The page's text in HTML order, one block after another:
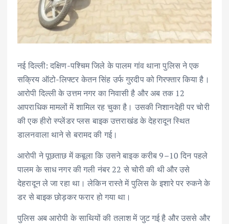
नई दिल्ली: दक्षिण-पश्चिम जिले के पालम गांव थाना पुलिस ने एक
सक्रिय ऑटो-लिफ्टर केतन सिंह उर्फ गुरदीप को गिरफ्तार किया है।
आरोपी दिल्ली के उत्तम नगर का निवासी है और अब तक 12
आपराधिक मामलों में शामिल रह चुका है। उसकी निशानदेही पर चोरी
की एक हीरो स्प्लेंडर प्लस बाइक उत्तराखंड के देहरादून स्थित
डालनवाला थाने से बरामद की गई।
आरोपी ने पूछताछ में कबूला कि उसने बाइक करीब 9–10 दिन पहले
पालम के साध नगर की गली नंबर 22 से चोरी की थी और उसे
देहरादून ले जा रहा था। लेकिन रास्ते में पुलिस के इशारे पर रुकने के
डर से बाइक छोड़कर फरार हो गया था।
पुलिस अब आरोपी के साथियों की तलाश में जुट गई है और उससे और